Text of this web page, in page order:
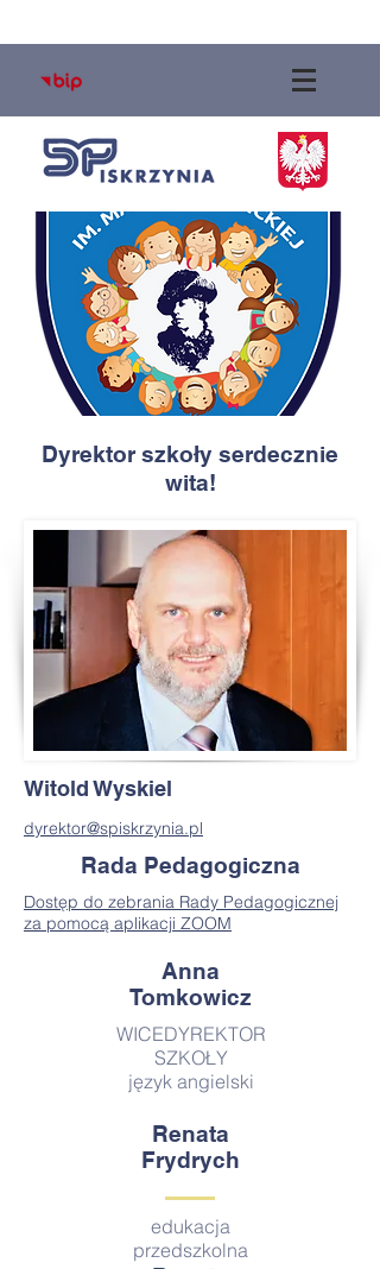
Dyrektor szkoły serdecznie
wita!
Witold Wyskiel
dyrektor@spiskrzynia.pl
Rada Pedagogiczna
Dostęp do zebrania Rady Pedagogicznej
za pomocą aplikacji ZOOM
Anna
Tomkowicz
WICEDYREKTOR
SZKOŁY
język angielski
Renata
Frydrych
edukacja
przedszkolna